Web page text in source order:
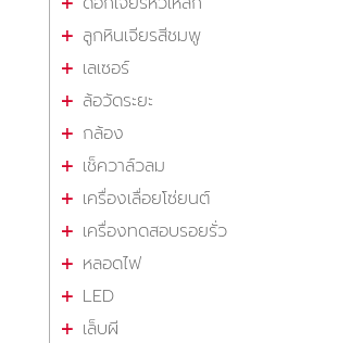
ลูกหินเจียรสีชมพู
เลเซอร์
ล้อวัดระยะ
กล้อง
เช็ควาล์วลม
เครื่องเลื่อยโซ่ยนต์
เครื่องทดสอบรอยรั่ว
หลอดไฟ
LED
เล็บผี